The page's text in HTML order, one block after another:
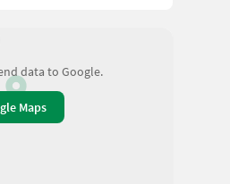
data to Google.
Maps